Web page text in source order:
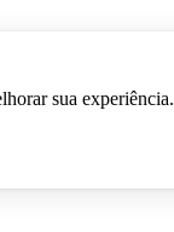
sua experiência.